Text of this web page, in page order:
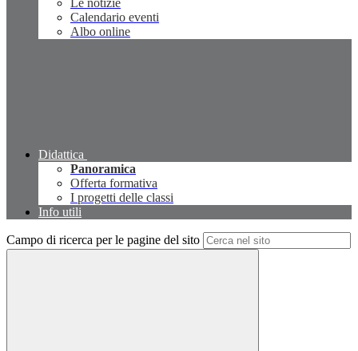
Le notizie
Calendario eventi
Albo online
Didattica
Panoramica
Offerta formativa
I progetti delle classi
Info utili
Campo di ricerca per le pagine del sito